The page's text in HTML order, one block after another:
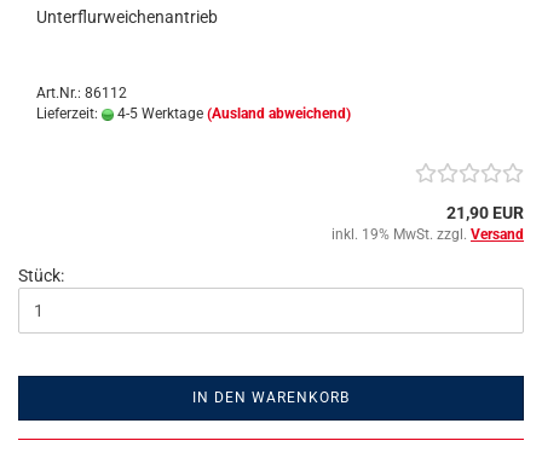
Unterflurweichenantrieb
Art.Nr.: 86112
Lieferzeit:
4-5 Werktage (Ausland abweichend)
21,90 EUR
inkl. 19% MwSt. zzgl. Versand
Stück:
IN DEN WARENKORB